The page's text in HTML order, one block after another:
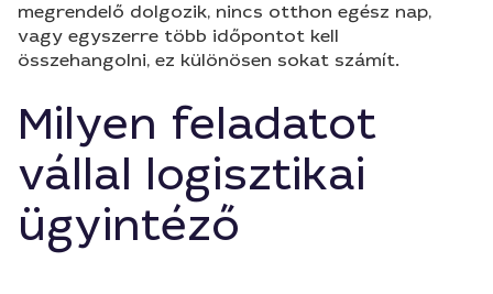
megrendelő dolgozik, nincs otthon egész nap,
vagy egyszerre több időpontot kell
összehangolni, ez különösen sokat számít.
Milyen feladatot
vállal logisztikai
ügyintéző